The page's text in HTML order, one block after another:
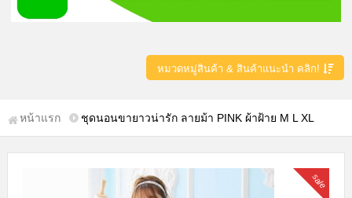
หมวดหมู่สินค้า & สินค้าแนะนำ คลิก!
หน้าแรก ชุดนอนขายาวน่ารัก ลายม้า PINK ผ้าฝ้าย M L XL
sale